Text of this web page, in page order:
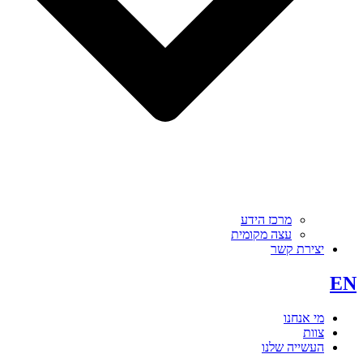
מרכז הידע
עצה מקומית
יצירת קשר
EN
מי אנחנו
צוות
העשייה שלנו